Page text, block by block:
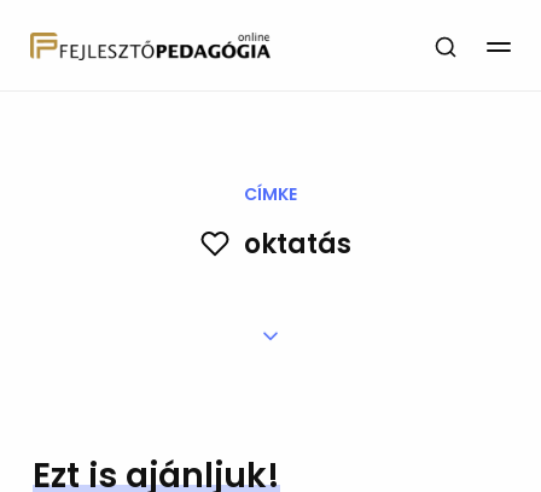
CÍMKE
oktatás
Ezt is ajánljuk!